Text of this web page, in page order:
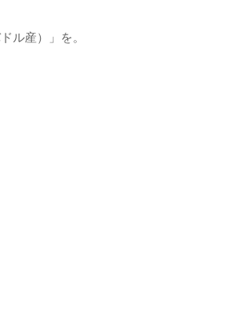
ル産）」を。